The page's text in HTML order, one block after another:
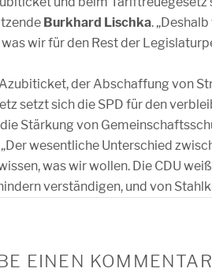
Burkhard Lischka.
wir für den Rest der
der Abschaffung von
setzt sich die SPD für den
Stärkung von
wesentliche Unterschied
was wir wollen. Die CDU
verständigen, und von
EINEN KOMMENTAR